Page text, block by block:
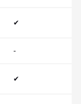
✔
-
✔